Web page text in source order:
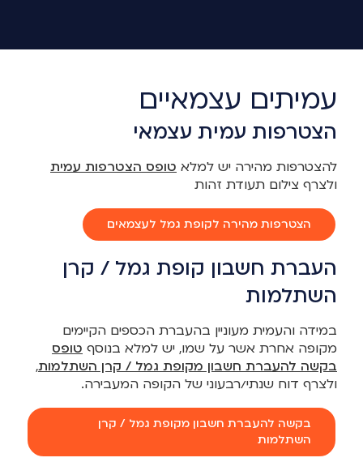
עמיתים עצמאיים
הצטרפות עמית עצמאי
להצטרפות מהירה יש למלא טופס הצטרפות עמית
ולצרף צילום תעודת זהות
הצטרפות מהירה לקופת גמל לעצמאים
העברת חשבון קופת גמל / קרן
השתלמות
במידה והעמית מעוניין בהעברת הכספים הקיימים
מקופה אחרת אשר על שמו, יש למלא בנוסף טופס
בקשה להעברת חשבון מקופת גמל / קרן השתלמות,
ולצרף דוח שנתי/רבעוני של הקופה המעבירה.
בקשה להעברת חשבון מקופת גמל / קרן
השתלמות